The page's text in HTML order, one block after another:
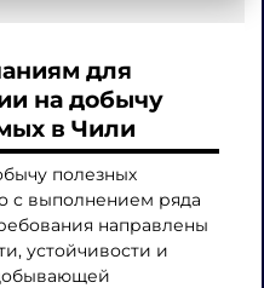
для
на добычу
в Чили
полезных
с выполнением ряда
направлены
устойчивости и